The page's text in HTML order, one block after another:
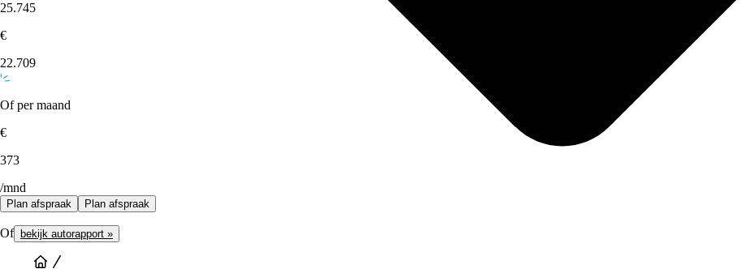
25.745
€
22.709
Of per maand
€
373
/mnd
Plan afspraak Plan afspraak
Of bekijk autorapport »